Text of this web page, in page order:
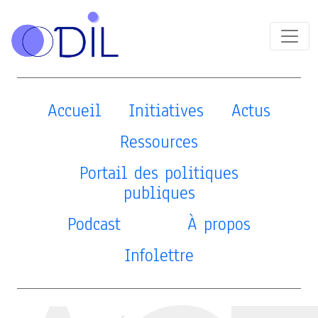
Accueil Initiatives
Actus
Ressources
Portail des politiques
publiques
Podcast
À propos
Infolettre